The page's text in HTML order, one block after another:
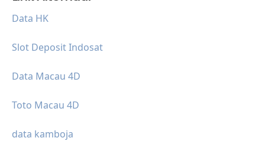
Data HK
Slot Deposit Indosat
Data Macau 4D
Toto Macau 4D
data kamboja